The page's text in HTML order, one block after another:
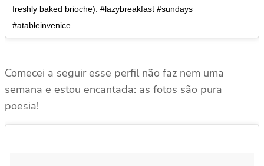
freshly baked brioche). #lazybreakfast #sundays
#atableinvenice
Comecei a seguir esse perfil não faz nem uma
semana e estou encantada: as fotos são pura
poesia!